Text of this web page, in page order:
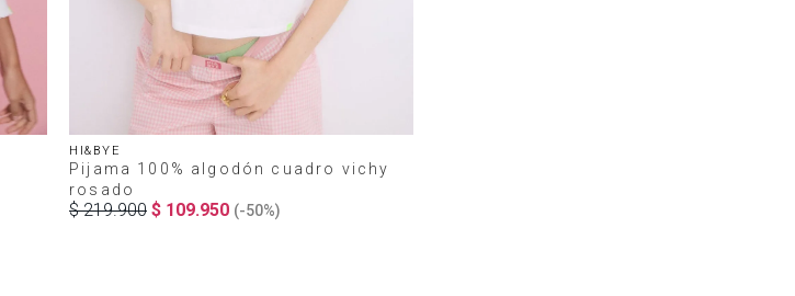
HI&BYE
Pijama 100% algodón cuadro vichy
rosado
$ 219.900 $ 109.950 (-50%)